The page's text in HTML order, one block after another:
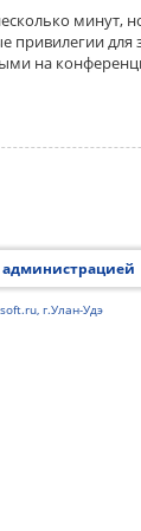
минут,
для
на
администрацией
г.Улан-Удэ